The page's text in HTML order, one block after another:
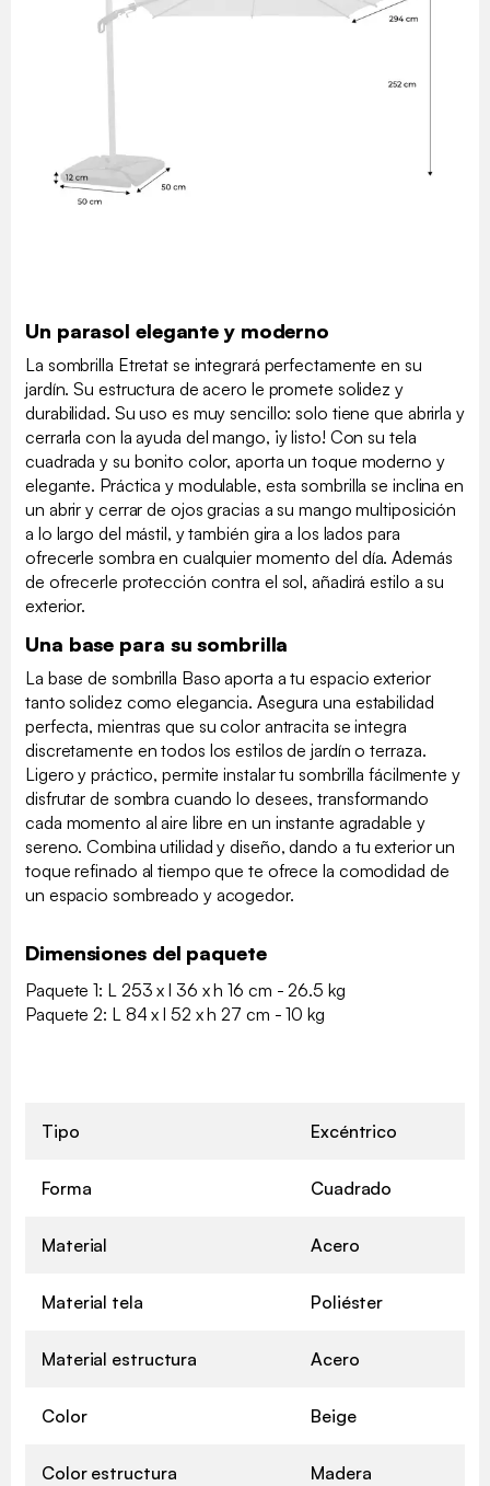
Un parasol elegante y moderno
La sombrilla Etretat se integrará perfectamente en su
jardín. Su estructura de acero le promete solidez y
durabilidad. Su uso es muy sencillo: solo tiene que abrirla y
cerrarla con la ayuda del mango, ¡y listo! Con su tela
cuadrada y su bonito color, aporta un toque moderno y
elegante. Práctica y modulable, esta sombrilla se inclina en
un abrir y cerrar de ojos gracias a su mango multiposición
a lo largo del mástil, y también gira a los lados para
ofrecerle sombra en cualquier momento del día. Además
de ofrecerle protección contra el sol, añadirá estilo a su
exterior.
Una base para su sombrilla
La base de sombrilla Baso aporta a tu espacio exterior
tanto solidez como elegancia. Asegura una estabilidad
perfecta, mientras que su color antracita se integra
discretamente en todos los estilos de jardín o terraza.
Ligero y práctico, permite instalar tu sombrilla fácilmente y
disfrutar de sombra cuando lo desees, transformando
cada momento al aire libre en un instante agradable y
sereno. Combina utilidad y diseño, dando a tu exterior un
toque refinado al tiempo que te ofrece la comodidad de
un espacio sombreado y acogedor.
Dimensiones del paquete
Paquete 1: L 253 x l 36 x h 16 cm - 26.5 kg
Paquete 2: L 84 x l 52 x h 27 cm - 10 kg
Tipo Excéntrico
Forma Cuadrado
Material Acero
Material tela Poliéster
Material estructura Acero
Color Beige
Color estructura Madera